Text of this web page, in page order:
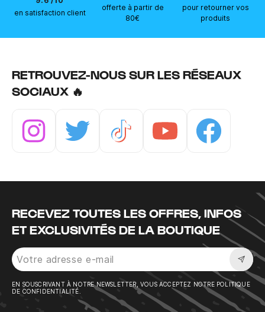
en satisfaction client
offerte à partir de
80€
pour retourner vos
produits
RETROUVEZ-NOUS SUR LES RÉSEAUX
SOCIAUX 🔥
RECEVEZ TOUTES LES OFFRES, INFOS
ET EXCLUSIVITÉS DE LA BOUTIQUE
EN SOUSCRIVANT À NOTRE NEWSLETTER, VOUS ACCEPTEZ NOTRE POLITIQUE
DE CONFIDENTIALITÉ.